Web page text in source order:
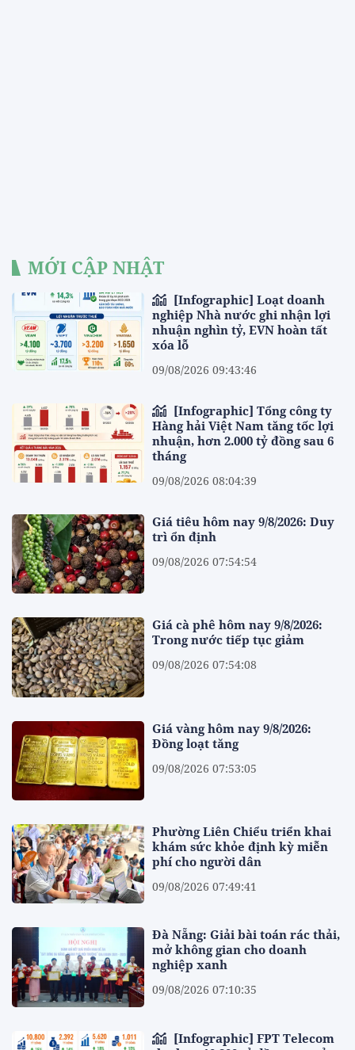
MỚI CẬP NHẬT
nghiệp Nhà nước ghi nhận lợi
nhuận nghìn tỷ, EVN hoàn tất
xóa lỗ
09/08/2026 09:43:46
Hàng hải Việt Nam tăng tốc lợi
nhuận, hơn 2.000 tỷ đồng sau 6
tháng
09/08/2026 08:04:39
Giá tiêu hôm nay 9/8/2026: Duy
trì ổn định
09/08/2026 07:54:54
Giá cà phê hôm nay 9/8/2026:
Trong nước tiếp tục giảm
09/08/2026 07:54:08
Giá vàng hôm nay 9/8/2026:
Đồng loạt tăng
09/08/2026 07:53:05
Phường Liên Chiểu triển khai
khám sức khỏe định kỳ miễn
phí cho người dân
09/08/2026 07:49:41
Đà Nẵng: Giải bài toán rác thải,
mở không gian cho doanh
nghiệp xanh
09/08/2026 07:10:35